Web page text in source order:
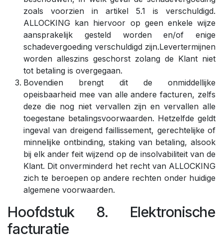
zoals voorzien in artikel 5.1 is verschuldigd.
ALLOCKING kan hiervoor op geen enkele wijze
aansprakelijk gesteld worden en/of enige
schadevergoeding verschuldigd zijn.Levertermijnen
worden alleszins geschorst zolang de Klant niet
tot betaling is overgegaan.
Bovendien brengt dit de onmiddellijke
opeisbaarheid mee van alle andere facturen, zelfs
deze die nog niet vervallen zijn en vervallen alle
toegestane betalingsvoorwaarden. Hetzelfde geldt
ingeval van dreigend faillissement, gerechtelijke of
minnelijke ontbinding, staking van betaling, alsook
bij elk ander feit wijzend op de insolvabiliteit van de
Klant. Dit onverminderd het recht van ALLOCKING
zich te beroepen op andere rechten onder huidige
algemene voorwaarden.
Hoofdstuk 8. Elektronische
facturatie